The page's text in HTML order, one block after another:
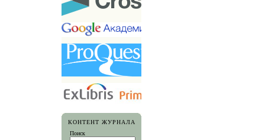
КОНТЕНТ ЖУРНАЛА
Поиск